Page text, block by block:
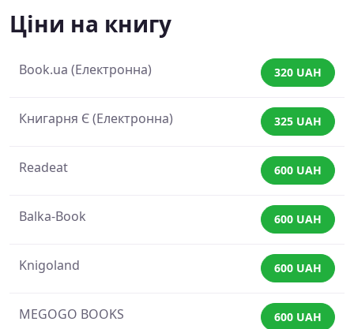
Ціни на книгу
Book.ua (Електронна) 320 UAH
Книгарня Є (Електронна) 325 UAH
Readeat 600 UAH
Balka-Book 600 UAH
Knigoland 600 UAH
MEGOGO BOOKS 600 UAH